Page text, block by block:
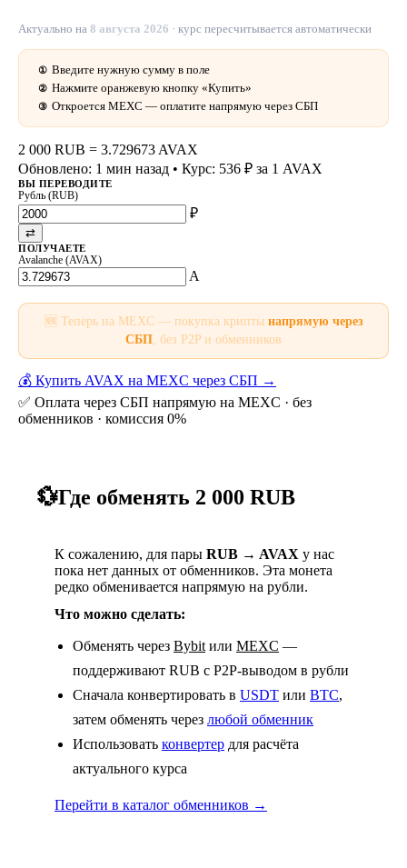
Актуально на 8 августа 2026 · курс пересчитывается автоматически
① Введите нужную сумму в поле
② Нажмите оранжевую кнопку «Купить»
③ Откроется MEXC — оплатите напрямую через СБП
2 000 RUB = 3.729673 AVAX
Обновлено: 1 мин назад • Курс: 536 ₽ за 1 AVAX
ВЫ ПЕРЕВОДИТЕ
Рубль (RUB)
₽
⇄
ПОЛУЧАЕТЕ
Avalanche (AVAX)
A
🆕 Теперь на MEXC — покупка крипты напрямую через
СБП, без P2P и обменников
💰 Купить AVAX на MEXC через СБП →
✅ Оплата через СБП напрямую на MEXC · без
обменников · комиссия 0%
💱Где обменять 2 000 RUB
К сожалению, для пары RUB → AVAX у нас
пока нет данных от обменников. Эта монета
редко обменивается напрямую на рубли.
Что можно сделать:
Обменять через Bybit или MEXC —
поддерживают RUB с P2P-выводом в рубли
Сначала конвертировать в USDT или BTC,
затем обменять через любой обменник
Использовать конвертер для расчёта
актуального курса
Перейти в каталог обменников →